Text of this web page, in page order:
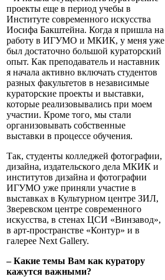
проекты еще в период учебы в
Институте современного искусства
Иосифа Бакштейна. Когда я пришла на
работу в ИГУМО и МКИК, у меня уже
был достаточно большой кураторский
опыт. Как преподаватель и наставник
я начала активно включать студентов
разных факультетов в независимые
кураторские проекты и выставки,
которые реализовывались при моем
участии. Кроме того, мы стали
организовывать собственные
выставки в процессе обучения.
Так, студенты колледжей фотографии,
дизайна, издательского дела МКИК и
институтов дизайна и фотографии
ИГУМО уже приняли участие в
выставках в Культурном центре ЗИЛ,
Зверевском центре современного
искусства, в стенах ЦСИ «Винзавод»,
в арт-пространстве «Контур» и в
галерее Next Gallery.
– Какие темы Вам как куратору
кажутся важными?